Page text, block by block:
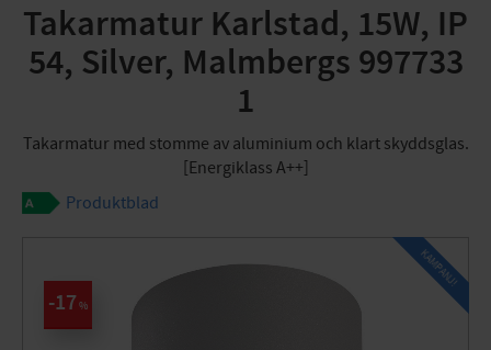
Takarmatur Karlstad, 15W, IP
54, Silver, Malmbergs 997733
1
Takarmatur med stomme av aluminium och klart skyddsglas.
[Energiklass A++]
Produktblad
17 %
KAMPANJ!